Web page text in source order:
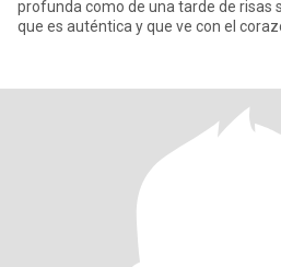
profunda como de una tarde de risas
que es auténtica y que ve con el